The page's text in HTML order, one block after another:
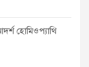
হোমিওপ্যাথি